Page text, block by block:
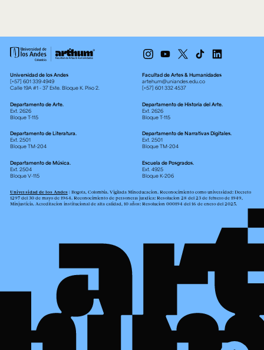
Universidad de los Andes
[+57] 601 339 4949
Calle 19A #1 - 37 Este. Bloque K. Piso 2.
Facultad de Artes & Humanidades
artehum@uniandes.edu.co
[+57] 601 332 4537
Departamento de Arte.
Ext. 2626
Bloque T-115
Departamento de Historia del Arte.
Ext. 2626
Bloque T-115
Departamento de Literatura.
Ext. 2501
Bloque TM-204
Departamento de Narrativas Digitales.
Ext. 2501
Bloque TM-204
Departamento de Música.
Ext. 2504
Bloque V-115
Escuela de Posgrados.
Ext. 4925
Bloque K-206
Universidad de los Andes| Bogotá, Colombia. Vigilada Mineducación. Reconocimiento como universidad: Decreto
1297 del 30 de mayo de 1964. Reconocimiento de personería jurídica: Resolución 28 del 23 de febrero de 1949,
Minjusticia. Acreditación institucional de alta calidad, 10 años: Resolución 000194 del 16 de enero del 2025.